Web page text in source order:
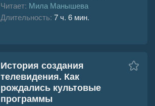
Читает: Мила Манышева
Длительность: 7 ч. 6 мин.
История создания
телевидения. Как
рождались культовые
программы